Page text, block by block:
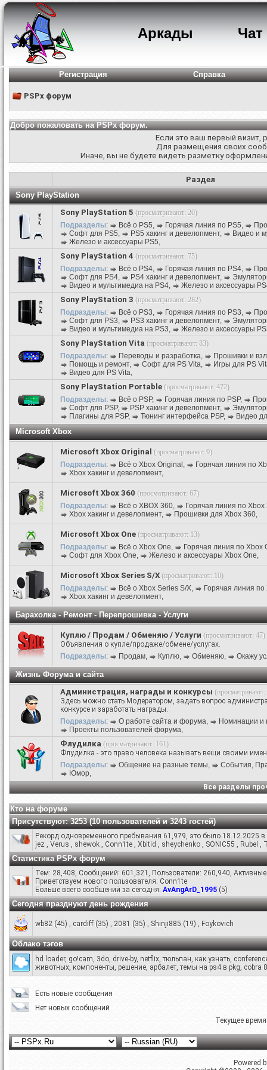
Аркады Чат
Регистрация Справка
PSPx форум
Добро пожаловать на PSPx форум.
Если это ваш первый визит,
Для размещения своих
Иначе, вы не будете видеть разметку
Раздел
Sony PlayStation
Sony PlayStation 5 (просматривают: 20)
Подразделы: Всё о PS5, Горячая линия по PS5,
Софт для PS5, PS5 хакинг и девелопмент,
Видео и
Железо и аксессуары PS5,
Sony PlayStation 4 (просматривают: 75)
Подразделы: Всё о PS4, Горячая линия по PS4,
Софт для PS4, PS4 хакинг и девелопмент,
Видео и мультимедиа на PS4, Железо и аксессуары
Sony PlayStation 3 (просматривают: 282)
Подразделы: Всё о PS3, Горячая линия по PS3,
Софт для PS3, PS3 хакинг и девелопмент,
Видео и мультимедиа на PS3, Железо и аксессуары
Sony PlayStation Vita (просматривают: 83)
Подразделы: Переводы и разработка,
Прошивки и
Помощь и ремонт, Софт для PS Vita,
Игры для PS
Видео для PS Vita,
Sony PlayStation Portable (просматривают: 472)
Подразделы: Всё о PSP, Горячая линия по PSP,
Софт для PSP, PSP хакинг и девелопмент,
Плагины для PSP, Тюнинг интерфейса PSP, Видео
Microsoft Xbox
Microsoft Xbox Original (просматривают: 9)
Подразделы: Всё о Xbox Original ,
Горячая линия по
Xbox хакинг и девелопмент,
Microsoft Xbox 360 (просматривают: 67)
Подразделы: Всё о XBOX 360,
Горячая линия по Xbox
Xbox хакинг и девелопмент, Прошивки для Xbox 360,
Microsoft Xbox One (просматривают: 13)
Подразделы: Всё о Xbox One,
Горячая линия по Xbox
Софт для Xbox One, Железо и аксессуары Xbox One,
Microsoft Xbox Series S/X (просматривают: 10)
Подразделы: Всё о Xbox Series S/X,
Горячая линия
Xbox хакинг и девелопмент,
Барахолка - Ремонт - Перепрошивка - Услуги
Куплю / Продам / Обменяю / Услуги (просматривают: 47)
Объявления о купле/продаже/обмене/услугах.
Подразделы: Продам, Куплю, Обменяю, Окажу
Жизнь Форума и сайта
Администрация, награды и конкурсы (просматривают:
Здесь можно стать Модератором, задать вопрос
конкурсе и заработать награды.
Подразделы: О работе сайта и форума,
Номинации и
Проекты пользователей форума,
Флудилка (просматривают: 161)
Флудилка - это право человека называть вещи своими
Подразделы: Общение на разные темы,
События,
Юмор,
Все разделы
Кто на форуме
Присутствуют: 3253 (10 пользователей и 3243 гостей)
Рекорд одновременного пребывания 61,979, это было 18.12.2025 в
jez , Verus , shewok , Conn1te , Xbitid , sheychenko , SONIC55 , Rubel ,
Статистика PSPx форум
Тем: 28,408, Сообщений: 601,321, Пользователи: 260,940,
Приветствуем нового пользователя: Conn1te
Больше всего сообщений за сегодня: AvAngArD_1995 (5)
Сегодня празднуют день рождения
wb82 (45) , cardiff (35) , 2081 (35) , Shinji885 (19) , Foykovich
Облако тэгов
hd loader, go!cam, 3do, drive-by, netflix,тюльпан, как узнать,
животных, компоненты, решение, арбалет,темы на ps4 в pkg, cobra
Есть новые сообщения
Нет новых сообщений
Текущее
Powered